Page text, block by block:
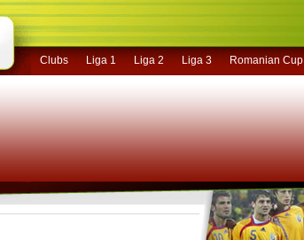
Clubs Liga 1 Liga 2 Liga 3 Romanian Cup